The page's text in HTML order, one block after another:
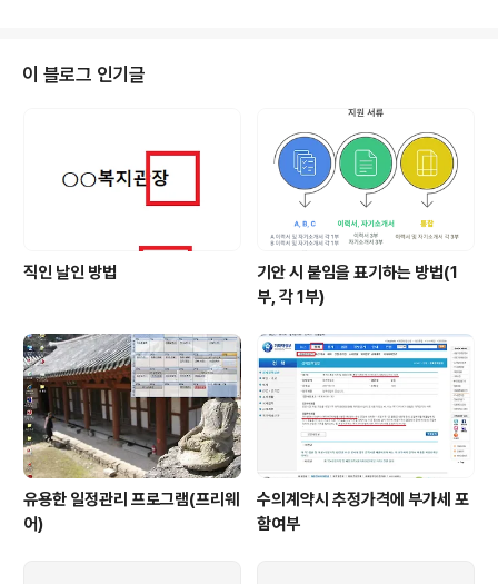
' YOUR_SPREADSHEET_ID';var SHEET_NAME = '시트1';var FOLDER
_ID = ' YOUR_FOLDER..
이 블로그 인기글
직인 날인 방법
기안 시 붙임을 표기하는 방법(1
부, 각 1부)
유용한 일정관리 프로그램(프리웨
어)
수의계약시 추정가격에 부가세 포
함여부